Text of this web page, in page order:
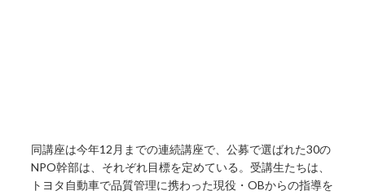
同講座は今年12月までの連続講座で、公募で選ばれた30の
NPO幹部は、それぞれ目標を定めている。受講生たちは、
トヨタ自動車で品質管理に携わった現役・OBからの指導を